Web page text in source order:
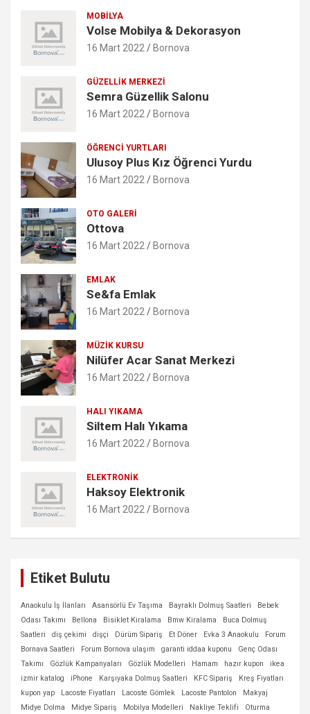
MOBILYA
Volse Mobilya & Dekorasyon
16 Mart 2022 Bornova
GÜZELLIK MERKEZI
Semra Güzellik Salonu
16 Mart 2022 Bornova
ÖĞRENCI YURTLARI
Ulusoy Plus Kız Öğrenci Yurdu
16 Mart 2022 Bornova
OTO GALERI
Ottova
16 Mart 2022 Bornova
EMLAK
Se&fa Emlak
16 Mart 2022 Bornova
MÜZIK KURSU
Nilüfer Acar Sanat Merkezi
16 Mart 2022 Bornova
HALI YIKAMA
Siltem Halı Yıkama
16 Mart 2022 Bornova
ELEKTRONIK
Haksoy Elektronik
16 Mart 2022 Bornova
Etiket Bulutu
Anaokulu İş İlanları Asansörlü Ev Taşıma Bayraklı Dolmuş Saatleri
Bebek
Odası Takımı
Bellona Bisiklet Kiralama Bmw Kiralama
Buca Dolmuş
Saatleri
diş çekimi dişçi Dürüm Sipariş Et Döner Evka 3 Anaokulu
Forum
Bornava Saatleri
Forum Bornova ulaşım garanti iddaa kuponu
Genç Odası
Takımı
Gözlük Kampanyaları Gözlük Modelleri Hamam hazır kupon
ikea
izmir katalog
iPhone Karşıyaka Dolmuş Saatleri KFC Sipariş
Kreş Fiyatları
kupon yap
Lacoste Fiyatları Lacoste Gömlek Lacoste Pantolon
Makyaj
Midye Dolma
Midye Sipariş Mobilya Modelleri Nakliye Teklifi
Oturma